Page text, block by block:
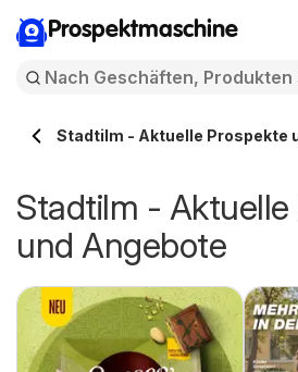
Prospektmaschine
Stadtilm - Aktuelle Prospekte
Stadtilm - Aktuelle
und Angebote